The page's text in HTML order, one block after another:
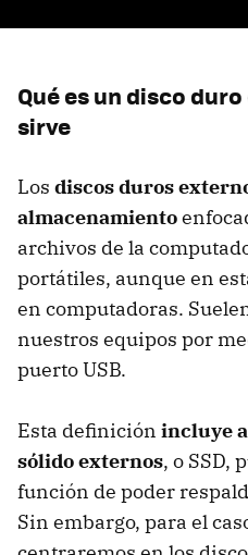
Qué es un disco
sirve
Los discos duros
almacenamiento
archivos de la
portátiles, aunque en
en computadoras.
nuestros equipos por
puerto USB.
Esta definición incluye
sólido externos, o SSD,
función de poder
Sin embargo, para el